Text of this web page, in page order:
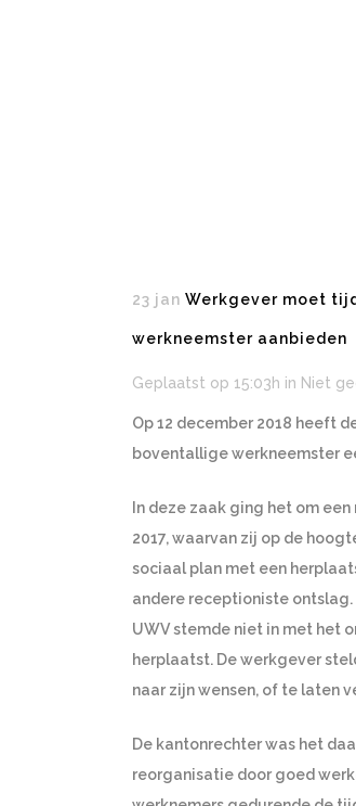
23 jan Werkgever moet
werkneemster aanbieden
Geplaatst op 15:03h in Niet
Op 12 december 2018 heeft
boventallige werkneemster
In deze zaak ging het om
2017, waarvan zij op de
sociaal plan met een
andere receptioniste
UWV stemde niet in met het
herplaatst. De werkgever
naar zijn wensen, of te laten
De kantonrechter was het
reorganisatie door goed